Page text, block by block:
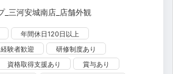
年間休日120日以上
経験者歓迎
研修制度あり
資格取得支援あり
賞与あり